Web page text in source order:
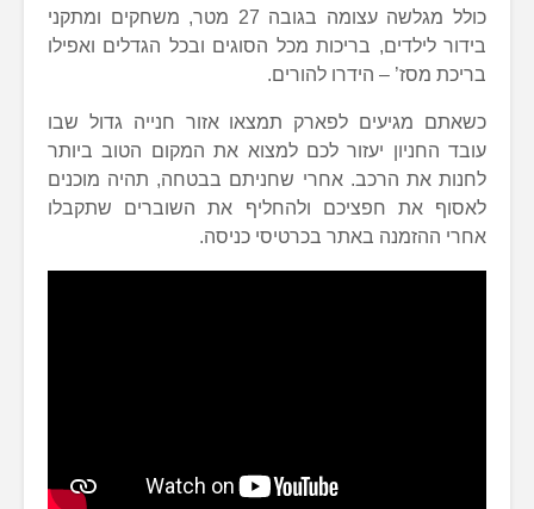
כולל מגלשה עצומה בגובה 27 מטר, משחקים ומתקני
בידור לילדים, בריכות מכל הסוגים ובכל הגדלים ואפילו
בריכת מסז’ – הידרו להורים.
כשאתם מגיעים לפארק תמצאו אזור חנייה גדול שבו
עובד החניון יעזור לכם למצוא את המקום הטוב ביותר
לחנות את הרכב. אחרי שחניתם בבטחה, תהיה מוכנים
לאסוף את חפציכם ולהחליף את השוברים שתקבלו
אחרי ההזמנה באתר בכרטיסי כניסה.